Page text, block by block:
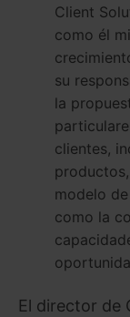
Client
como él
su
la
clientes,
modelo
como la
El director de